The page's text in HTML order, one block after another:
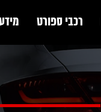
רכבי ספורט